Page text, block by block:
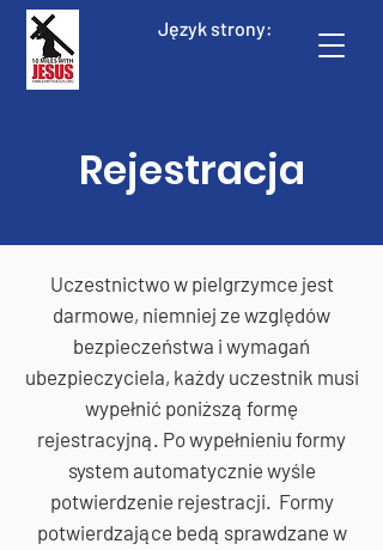
Język strony:
Rejestracja
Uczestnictwo w pielgrzymce jest
darmowe, niemniej ze względów
bezpieczeństwa i wymagań
ubezpieczyciela, każdy uczestnik musi
wypełnić poniższą formę
rejestracyjną. Po wypełnieniu formy
system automatycznie wyśle
potwierdzenie rejestracji. Formy
potwierdzające bedą sprawdzane w